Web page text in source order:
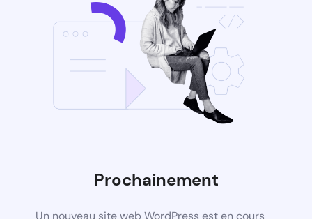
Prochainement
Un nouveau site web WordPress est en cours